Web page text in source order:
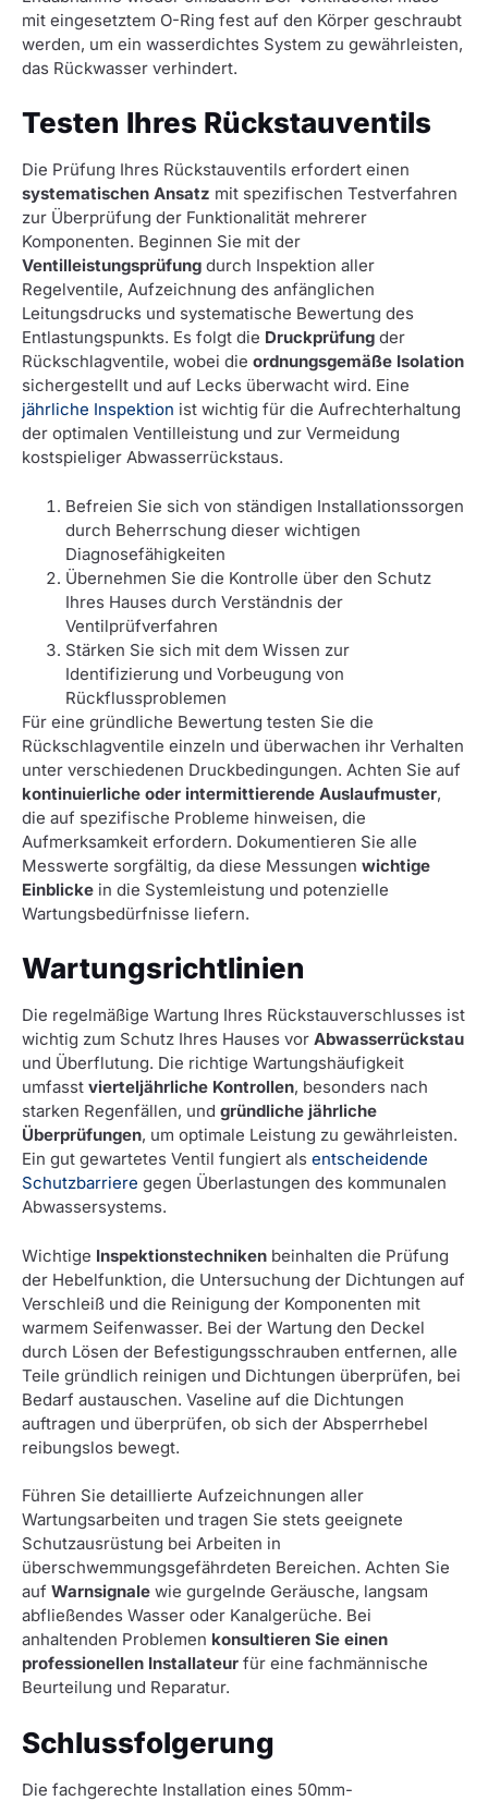
mit eingesetztem O-Ring fest auf den Körper geschraubt
werden, um ein wasserdichtes System zu gewährleisten,
das Rückwasser verhindert.
Testen Ihres Rückstauventils
Die Prüfung Ihres Rückstauventils erfordert einen
systematischen Ansatz mit spezifischen Testverfahren
zur Überprüfung der Funktionalität mehrerer
Komponenten. Beginnen Sie mit der
Ventilleistungsprüfung durch Inspektion aller
Regelventile, Aufzeichnung des anfänglichen
Leitungsdrucks und systematische Bewertung des
Entlastungspunkts. Es folgt die Druckprüfung der
Rückschlagventile, wobei die ordnungsgemäße Isolation
sichergestellt und auf Lecks überwacht wird. Eine
jährliche Inspektion ist wichtig für die Aufrechterhaltung
der optimalen Ventilleistung und zur Vermeidung
kostspieliger Abwasserrückstaus.
Befreien Sie sich von ständigen Installationssorgen
durch Beherrschung dieser wichtigen
Diagnosefähigkeiten
Übernehmen Sie die Kontrolle über den Schutz
Ihres Hauses durch Verständnis der
Ventilprüfverfahren
Stärken Sie sich mit dem Wissen zur
Identifizierung und Vorbeugung von
Rückflussproblemen
Für eine gründliche Bewertung testen Sie die
Rückschlagventile einzeln und überwachen ihr Verhalten
unter verschiedenen Druckbedingungen. Achten Sie auf
kontinuierliche oder intermittierende Auslaufmuster,
die auf spezifische Probleme hinweisen, die
Aufmerksamkeit erfordern. Dokumentieren Sie alle
Messwerte sorgfältig, da diese Messungen wichtige
Einblicke in die Systemleistung und potenzielle
Wartungsbedürfnisse liefern.
Wartungsrichtlinien
Die regelmäßige Wartung Ihres Rückstauverschlusses ist
wichtig zum Schutz Ihres Hauses vor Abwasserrückstau
und Überflutung. Die richtige Wartungshäufigkeit
umfasst vierteljährliche Kontrollen, besonders nach
starken Regenfällen, und gründliche jährliche
Überprüfungen, um optimale Leistung zu gewährleisten.
Ein gut gewartetes Ventil fungiert als entscheidende
Schutzbarriere gegen Überlastungen des kommunalen
Abwassersystems.
Wichtige Inspektionstechniken beinhalten die Prüfung
der Hebelfunktion, die Untersuchung der Dichtungen auf
Verschleiß und die Reinigung der Komponenten mit
warmem Seifenwasser. Bei der Wartung den Deckel
durch Lösen der Befestigungsschrauben entfernen, alle
Teile gründlich reinigen und Dichtungen überprüfen, bei
Bedarf austauschen. Vaseline auf die Dichtungen
auftragen und überprüfen, ob sich der Absperrhebel
reibungslos bewegt.
Führen Sie detaillierte Aufzeichnungen aller
Wartungsarbeiten und tragen Sie stets geeignete
Schutzausrüstung bei Arbeiten in
überschwemmungsgefährdeten Bereichen. Achten Sie
auf Warnsignale wie gurgelnde Geräusche, langsam
abfließendes Wasser oder Kanalgerüche. Bei
anhaltenden Problemen konsultieren Sie einen
professionellen Installateur für eine fachmännische
Beurteilung und Reparatur.
Schlussfolgerung
Die fachgerechte Installation eines 50mm-